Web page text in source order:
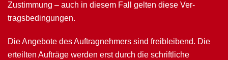
Zustimmung – auch in diesem Fall gelten diese Ver­
tragsbedingungen.
Die Angebote des Auftragnehmers sind freibleibend. Die
erteilten Aufträge wer­den erst durch die schriftliche